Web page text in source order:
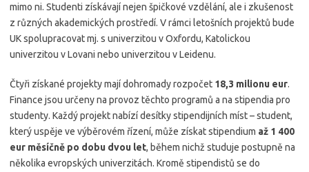
mimo ni. Studenti získávají nejen špičkové vzdělání, ale i zkušenost
z různých akademických prostředí. V rámci letošních projektů bude
UK spolupracovat mj. s univerzitou v Oxfordu, Katolickou
univerzitou v Lovani nebo univerzitou v Leidenu.
Čtyři získané projekty mají dohromady rozpočet 18,3 milionu eur.
Finance jsou určeny na provoz těchto programů a na stipendia pro
studenty. Každý projekt nabízí desítky stipendijních míst – student,
který uspěje ve výběrovém řízení, může získat stipendium až 1 400
eur měsíčně po dobu dvou let, během nichž studuje postupně na
několika evropských univerzitách. Kromě stipendistů se do